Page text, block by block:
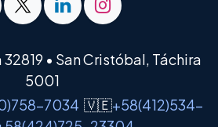
• San Cristóbal, Táchira
5001
7034 🇻🇪+58(412)534-